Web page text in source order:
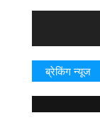
ब्रेकिंग न्यूज